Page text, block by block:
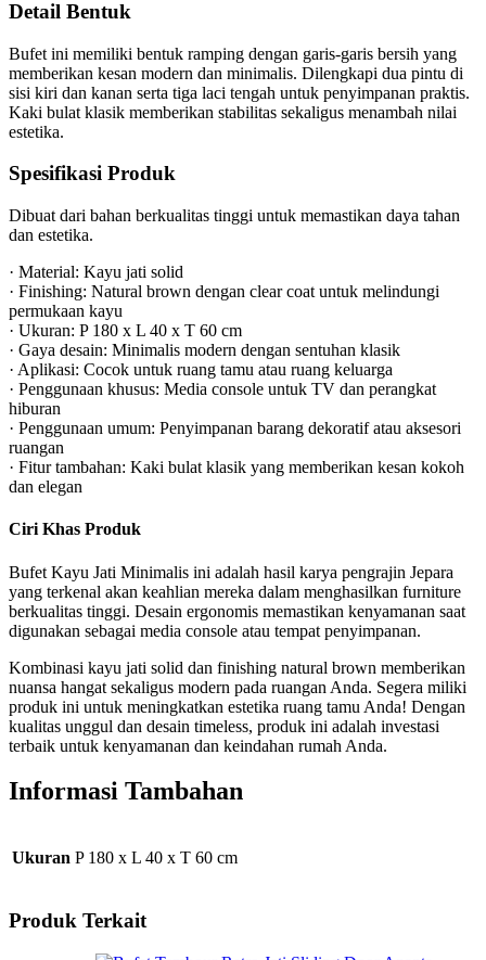
Detail Bentuk
Bufet ini memiliki bentuk ramping dengan garis-garis bersih yang
memberikan kesan modern dan minimalis. Dilengkapi dua pintu di
sisi kiri dan kanan serta tiga laci tengah untuk penyimpanan praktis.
Kaki bulat klasik memberikan stabilitas sekaligus menambah nilai
estetika.
Spesifikasi Produk
Dibuat dari bahan berkualitas tinggi untuk memastikan daya tahan
dan estetika.
· Material: Kayu jati solid
· Finishing: Natural brown dengan clear coat untuk melindungi
permukaan kayu
· Ukuran: P 180 x L 40 x T 60 cm
· Gaya desain: Minimalis modern dengan sentuhan klasik
· Aplikasi: Cocok untuk ruang tamu atau ruang keluarga
· Penggunaan khusus: Media console untuk TV dan perangkat
hiburan
· Penggunaan umum: Penyimpanan barang dekoratif atau aksesori
ruangan
· Fitur tambahan: Kaki bulat klasik yang memberikan kesan kokoh
dan elegan
Ciri Khas Produk
Bufet Kayu Jati Minimalis ini adalah hasil karya pengrajin Jepara
yang terkenal akan keahlian mereka dalam menghasilkan furniture
berkualitas tinggi. Desain ergonomis memastikan kenyamanan saat
digunakan sebagai media console atau tempat penyimpanan.
Kombinasi kayu jati solid dan finishing natural brown memberikan
nuansa hangat sekaligus modern pada ruangan Anda. Segera miliki
produk ini untuk meningkatkan estetika ruang tamu Anda! Dengan
kualitas unggul dan desain timeless, produk ini adalah investasi
terbaik untuk kenyamanan dan keindahan rumah Anda.
Informasi Tambahan
Ukuran P 180 x L 40 x T 60 cm
Produk Terkait